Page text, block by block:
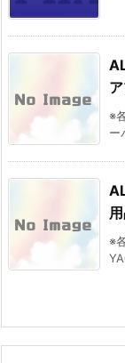
※
※